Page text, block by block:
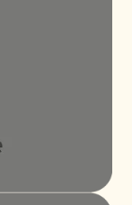
จะเ
จะเ